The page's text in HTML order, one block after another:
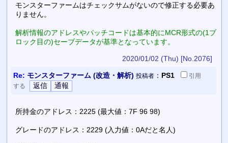
モンスターファームはチェックサムがないので修正する必要あ
りません。
解析情報のアドレスやパッチコードは基本的にMCR形式の(1ブ
ロック目の)セーブデータが基準となっています。
2020/01/02 (Thu) [No.2076]
Re: モンスターファーム (改造・解析) 投稿者： PS1
引用
する
所持金のアドレス：2225 (最大値：7F 96 98)
グレードのアドレス：2229 (入力値：0Aだと名人)